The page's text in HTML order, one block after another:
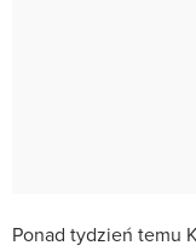
Ponad tydzień temu